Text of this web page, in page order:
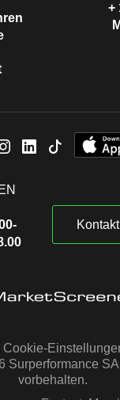
+
Cookie-
Surperformance
vorbehalten.